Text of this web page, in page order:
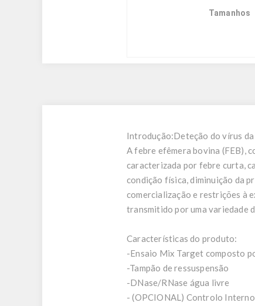
Tamanhos
Introdução:Deteção do vírus
A febre efêmera bovina (FEB),
caracterizada por febre curta,
condição física, diminuição da
comercialização e restrições à
transmitido por uma variedade
Características do produto:
-Ensaio Mix Target composto
-Tampão de ressuspensão
-DNase/RNase água livre
- (OPCIONAL) Controlo Interno